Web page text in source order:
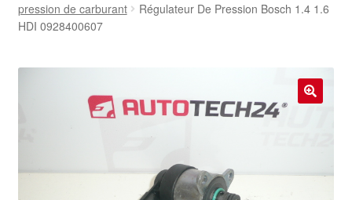
Contact
Livraison internationale
Paiements
pression de carburant
Régulateur De Pression Bosch 1.4 1.6
HDI 0928400607